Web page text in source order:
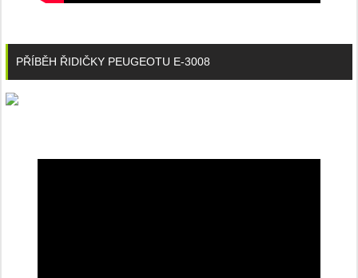
PŘÍBĚH ŘIDIČKY PEUGEOTU E-3008